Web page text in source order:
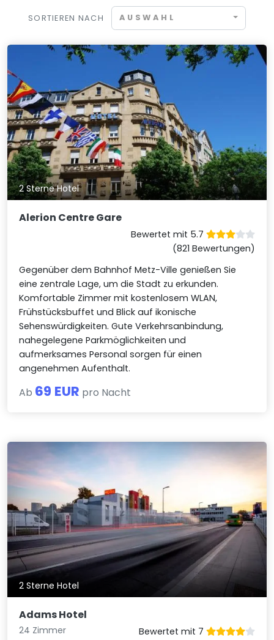
SORTIEREN NACH AUSWAHL
2 Sterne Hotel
Alerion Centre Gare
Bewertet mit 5.7
(821 Bewertungen)
Gegenüber dem Bahnhof Metz-Ville genießen Sie
eine zentrale Lage, um die Stadt zu erkunden.
Komfortable Zimmer mit kostenlosem WLAN,
Frühstücksbuffet und Blick auf ikonische
Sehenswürdigkeiten. Gute Verkehrsanbindung,
nahegelegene Parkmöglichkeiten und
aufmerksames Personal sorgen für einen
angenehmen Aufenthalt.
Ab 69 EUR pro Nacht
2 Sterne Hotel
Adams Hotel
24 Zimmer
Bewertet mit 7